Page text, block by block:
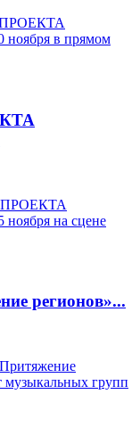
в прямом
на сцене
регионов»...
музыкальных групп